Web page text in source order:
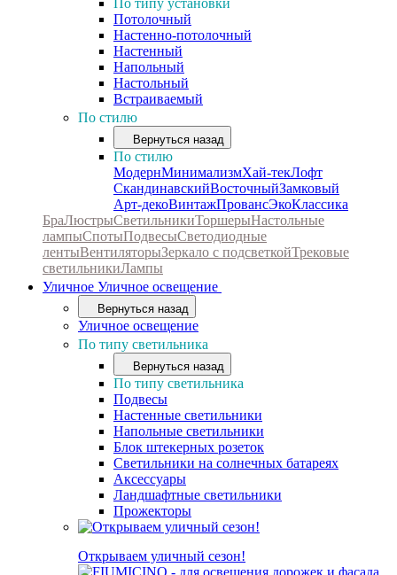
По типу установки
Потолочный
Настенно-потолочный
Настенный
Напольный
Настольный
Встраиваемый
По стилю
Вернуться назад
По стилю
МодернМинимализмХай-текЛофт
СкандинавскийВосточныйЗамковый
Арт-декоВинтажПровансЭкоКлассика
БраЛюстрыСветильникиТоршерыНастольные
лампыСпотыПодвесыСветодиодные
лентыВентиляторыЗеркало с подсветкойТрековые
светильникиЛампы
Уличное Уличное освещение
Вернуться назад
Уличное освещение
По типу светильника
Вернуться назад
По типу светильника
Подвесы
Настенные светильники
Напольные светильники
Блок штекерных розеток
Светильники на солнечных батареях
Аксессуары
Ландшафтные светильники
Прожекторы
Открываем уличный сезон!